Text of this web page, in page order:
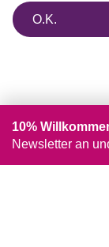
O.K.
10%
Newsletter an